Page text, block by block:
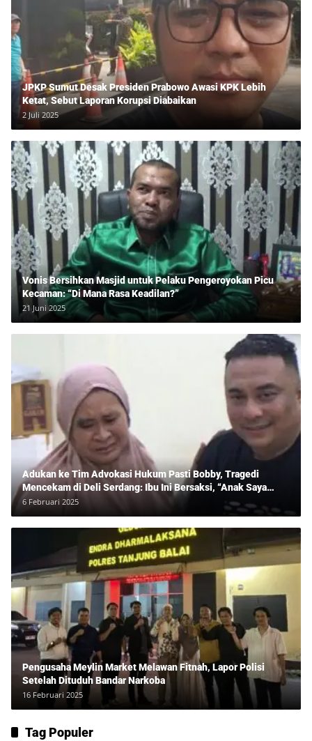
JPKP Sumut Desak Presiden Prabowo Awasi KPK Lebih
Ketat, Sebut Laporan Korupsi Diabaikan
2 Juli 2025
Vonis Bersihkan Masjid untuk Pelaku Pengeroyokan Picu
Kecaman: “Di Mana Rasa Keadilan?”
21 Juni 2025
Adukan ke Tim Advokasi Hukum Pasti Bobby, Tragedi
Mencekam di Deli Serdang: Ibu Ini Bersaksi, “Anak Saya
Ditangkap Tanpa Bukti dan Bukan Bandar Narkoba!”
6 Februari 2025
Pengusaha Meylin Market Melawan Fitnah, Lapor Polisi
Setelah Dituduh Bandar Narkoba
16 Februari 2025
Tag Populer